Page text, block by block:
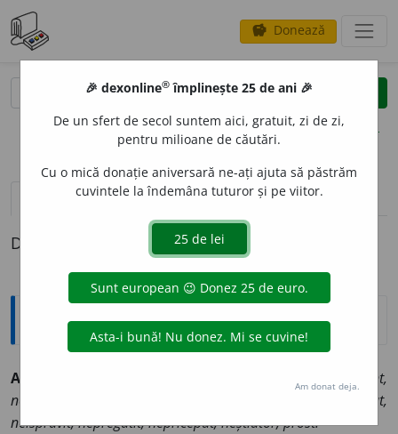
savings Donează
clear
opțiuni
definiții (1) pronunțievolume_up (3)
Definiția cu ID-ul 171189:
Sinonime
AGEAM
ignorant, incapabil, incompetent,
necapabil, nechemat, necompetent, necunoscător, neinițiat,
neisprăvit, nepregătit, nepriceput, neștiutor, prost.
🎉 dexonline® împlinește 25 de ani 🎉
De un sfert de secol suntem aici, gratuit, zi de zi,
pentru milioane de căutări.
Cu o mică donație aniversară ne-ați ajuta să păstrăm
cuvintele la îndemâna tuturor și pe viitor.
Am donat deja.